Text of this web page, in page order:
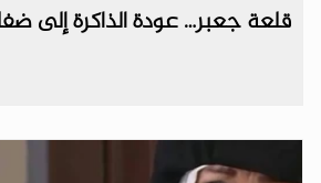
قلعة جعبر… عودة الذاكرة إلى